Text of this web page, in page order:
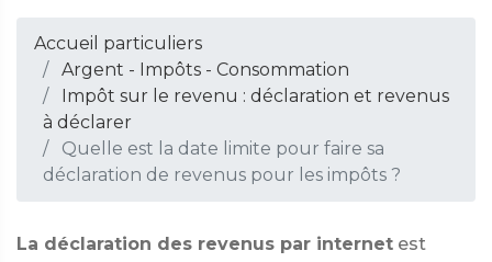
Accueil particuliers
Argent - Impôts - Consommation
Impôt sur le revenu : déclaration et revenus
à déclarer
Quelle est la date limite pour faire sa
déclaration de revenus pour les impôts ?
La déclaration des revenus par internet est